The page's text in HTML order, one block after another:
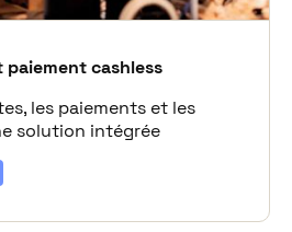
cashless
les paiements et les
solution intégrée